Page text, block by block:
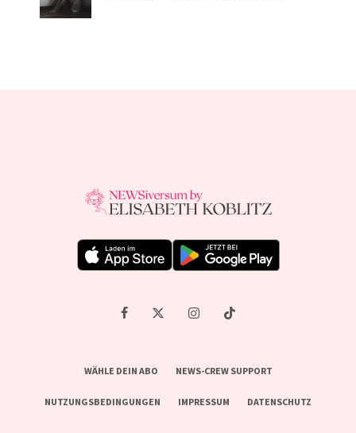
WÄHLE DEIN ABO NEWS-CREW SUPPORT
NUTZUNGSBEDINGUNGEN IMPRESSUM DATENSCHUTZ